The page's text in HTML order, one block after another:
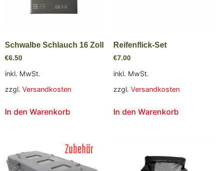
Schwalbe Schlauch 16 Zoll
€6.50
inkl. MwSt.
zzgl. Versandkosten
In den Warenkorb
Reifenflick-Set
€7.00
inkl. MwSt.
zzgl. Versandkosten
In den Warenkorb